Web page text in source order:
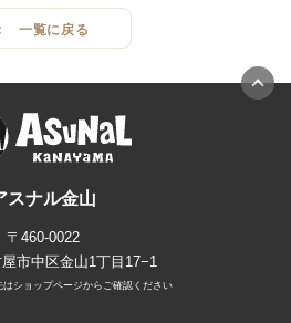
一覧に戻る
スナル金山
〒460-0022
市中区金山1丁目17−1
ショップページからご確認ください